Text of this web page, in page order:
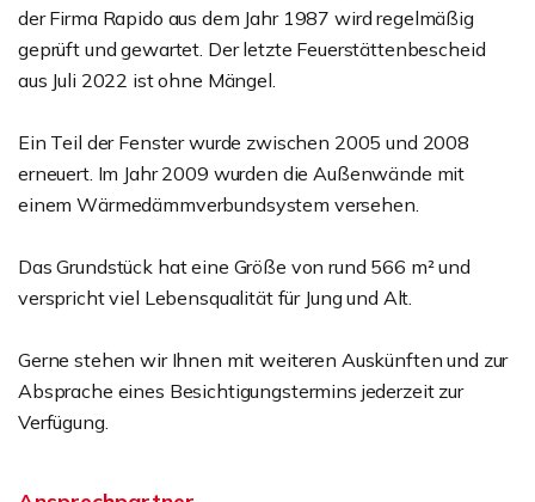
der Firma Rapido aus dem Jahr 1987 wird regelmäßig
geprüft und gewartet. Der letzte Feuerstättenbescheid
aus Juli 2022 ist ohne Mängel.
Ein Teil der Fenster wurde zwischen 2005 und 2008
erneuert. Im Jahr 2009 wurden die Außenwände mit
einem Wärmedämmverbundsystem versehen.
Das Grundstück hat eine Größe von rund 566 m² und
verspricht viel Lebensqualität für Jung und Alt.
Gerne stehen wir Ihnen mit weiteren Auskünften und zur
Absprache eines Besichtigungstermins jederzeit zur
Verfügung.